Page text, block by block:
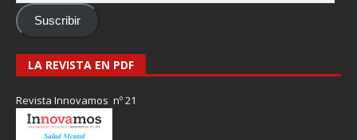
Suscribir
LA REVISTA EN PDF
Revista Innovamos nº 21